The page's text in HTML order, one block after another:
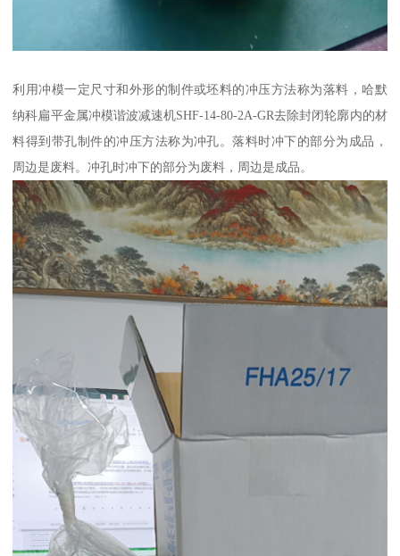
利用冲模一定尺寸和外形的制件或坯料的冲压方法称为落料，哈默
纳科扁平金属冲模谐波减速机SHF-14-80-2A-GR去除封闭轮廓内的材
料得到带孔制件的冲压方法称为冲孔。落料时冲下的部分为成品，
周边是废料。冲孔时冲下的部分为废料，周边是成品。